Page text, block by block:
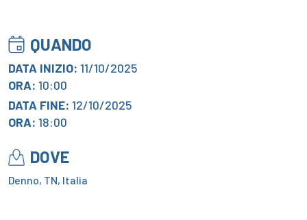
QUANDO
DATA INIZIO: 11/10/2025
ORA: 10:00
DATA FINE: 12/10/2025
ORA: 18:00
DOVE
Denno, TN, Italia